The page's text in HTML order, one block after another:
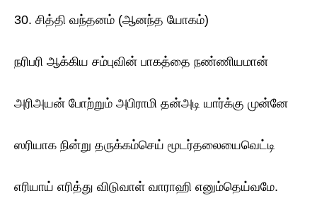
30. சித்தி வந்தனம் (ஆனந்த யோகம்)
நரிபரி ஆக்கிய சம்புவின் பாகத்தை நண்ணியமான்
அரிஅயன் போற்றும் அபிராமி தன்அடி யார்க்கு முன்னே
ஸரியாக நின்று தருக்கம்செய் மூடர்தலையைவெட்டி
எரியாய் எரித்து விடுவாள் வாராஹி எனும்தெய்வமே.